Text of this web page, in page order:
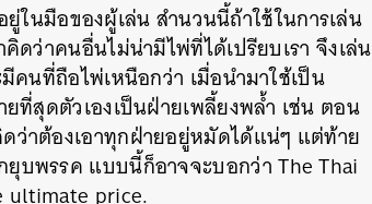
นมือของผู้เล่น สำนวนนี้ถ้าใช้ในการเล่น
ดว่าคนอื่นไม่น่ามีไพ่ที่ได้เปรียบเรา จึงเล่น
คนที่ถือไพ่เหนือกว่า เมื่อนำมาใช้เป็น
ที่สุดตัวเองเป็นฝ่ายเพลี้ยงพล้ำ เช่น ตอน
ว่าต้องเอาทุกฝ่ายอยู่หมัดได้แน่ๆ แต่ท้าย
ยุบพรรค แบบนี้ก็อาจจะบอกว่าThe Thai
ultimate price.
EMAIL